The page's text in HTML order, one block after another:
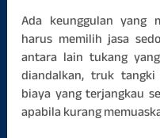
Ada keunggulan yang
harus memilih jasa
antara lain tukang
diandalkan, truk
biaya yang terjangkau
apabila kurang